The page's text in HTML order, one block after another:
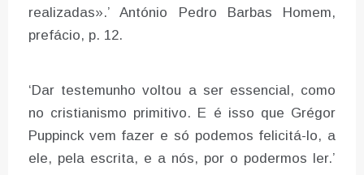
realizadas».’ António Pedro Barbas Homem,
prefácio, p. 12.
‘Dar testemunho voltou a ser essencial, como
no cristianismo primitivo. E é isso que Grégor
Puppinck vem fazer e só podemos felicitá-lo, a
ele, pela escrita, e a nós, por o podermos ler.’